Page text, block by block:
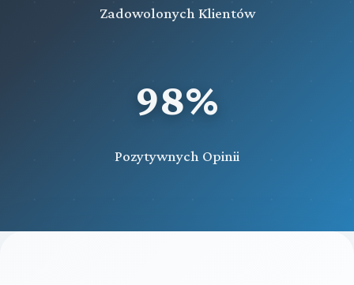
Zadowolonych Klientów
98%
Pozytywnych Opinii